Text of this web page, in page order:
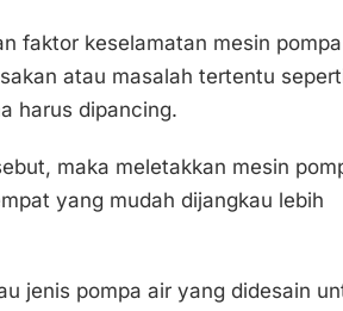
faktor keselamatan mesin
atau masalah tertentu
harus dipancing.
maka meletakkan mesin
yang mudah dijangkau lebih
jenis pompa air yang didesain